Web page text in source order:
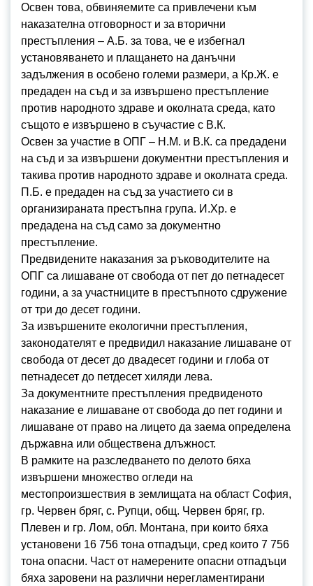
Освен това, обвиняемите са привлечени към
наказателна отговорност и за вторични
престъпления – А.Б. за това, че е избегнал
установяването и плащането на данъчни
задължения в особено големи размери, а Кр.Ж. е
предаден на съд и за извършено престъпление
против народното здраве и околната среда, като
същото е извършено в съучастие с В.К.
Освен за участие в ОПГ – Н.М. и В.К. са предадени
на съд и за извършени документни престъпления и
такива против народното здраве и околната среда.
П.Б. е предаден на съд за участието си в
организираната престъпна група. И.Хр. е
предадена на съд само за документно
престъпление.
Предвидените наказания за ръководителите на
ОПГ са лишаване от свобода от пет до петнадесет
години, а за участниците в престъпното сдружение
от три до десет години.
За извършените екологични престъпления,
законодателят е предвидил наказание лишаване от
свобода от десет до двадесет години и глоба от
петнадесет до петдесет хиляди лева.
За документните престъпления предвиденото
наказание е лишаване от свобода до пет години и
лишаване от право на лицето да заема определена
държавна или обществена длъжност.
В рамките на разследването по делото бяха
извършени множество огледи на
местопроизшествия в землищата на област София,
гр. Червен бряг, с. Рупци, общ. Червен бряг, гр.
Плевен и гр. Лом, обл. Монтана, при които бяха
установени 16 756 тона отпадъци, сред които 7 756
тона опасни. Част от намерените опасни отпадъци
бяха заровени на различни нерегламентирани